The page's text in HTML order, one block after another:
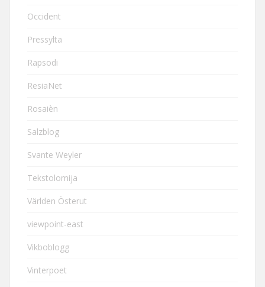
Occident
Pressylta
Rapsodi
ResiaNet
Rosaièn
Salzblog
Svante Weyler
Tekstolomija
Världen Österut
viewpoint-east
Vikboblogg
Vinterpoet